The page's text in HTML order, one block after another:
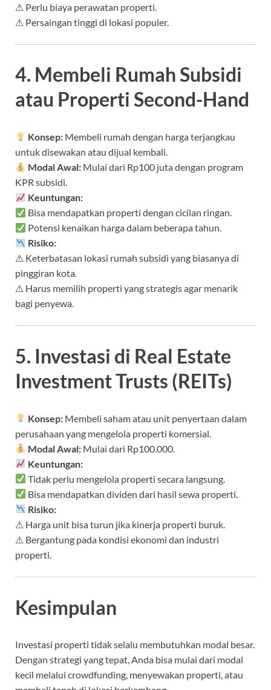
⚠ Perlu biaya perawatan properti.
⚠ Persaingan tinggi di lokasi populer.
4. Membeli Rumah Subsidi
atau Properti Second-Hand
Konsep: Membeli rumah dengan harga terjangkau
untuk disewakan atau dijual kembali.
Modal Awal: Mulai dari Rp100 juta dengan program
KPR subsidi.
Keuntungan:
Bisa mendapatkan properti dengan cicilan ringan.
Potensi kenaikan harga dalam beberapa tahun.
Risiko:
⚠ Keterbatasan lokasi rumah subsidi yang biasanya di
pinggiran kota.
⚠ Harus memilih properti yang strategis agar menarik
bagi penyewa.
5. Investasi di Real Estate
Investment Trusts (REITs)
Konsep: Membeli saham atau unit penyertaan dalam
perusahaan yang mengelola properti komersial.
Modal Awal: Mulai dari Rp100.000.
Keuntungan:
Tidak perlu mengelola properti secara langsung.
Bisa mendapatkan dividen dari hasil sewa properti.
Risiko:
⚠ Harga unit bisa turun jika kinerja properti buruk.
⚠ Bergantung pada kondisi ekonomi dan industri
properti.
Kesimpulan
Investasi properti tidak selalu membutuhkan modal besar.
Dengan strategi yang tepat, Anda bisa mulai dari modal
kecil melalui crowdfunding, menyewakan properti, atau